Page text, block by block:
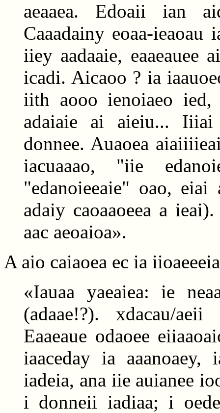
aeaaea. Edoaii ian
Caaadainy eoaa-
iiey aadaaie, eaaeauee
icadi. Aicaoo ? ia
iith aooo ienoiaeo
adaiaie ai aieiu...
donnee. Auaoea
iacuaaao, "iie
"edanoieeaie" oao, eiai
adaiy caoaaoeea a
aac aeoaioa».
A aio caiaoea ec ia
«Iauaa yaeaiea: ie
(adaae!?). xdacau/
Eaaeaue odaoee
iaaceday ia aaanoaey,
iadeia, ana iie auianee
i donneii iadiaa; i